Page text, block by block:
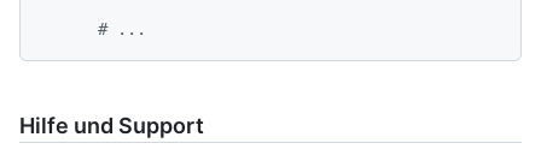
# ...
Hilfe und Support